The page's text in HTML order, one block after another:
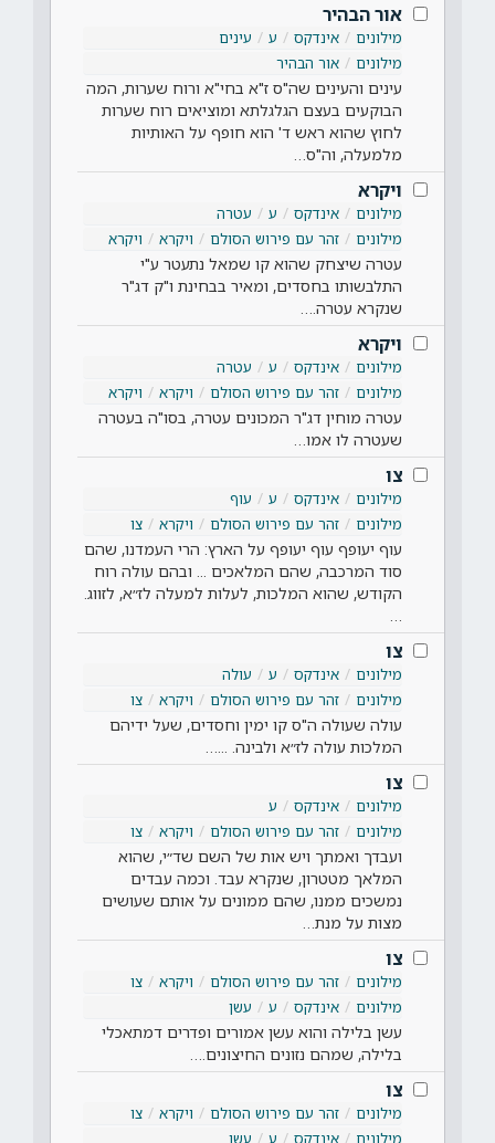
אור הבהיר
מילונים אינדקס ע
עינים
מילונים
אור הבהיר
עינים והעינים שה"ס ז"א בחי"א ורוח שערות, המה
הבוקעים בעצם הגלגלתא ומוציאים רוח שערות
לחוץ שהוא ראש ד' הוא חופף על האותיות
מלמעלה, וה"ס…
ויקרא
מילונים אינדקס ע
עטרה
מילונים
זהר עם פירוש הסולם ויקרא ויקרא
עטרה שיצחק שהוא קו שמאל נתעטר ע"י
התלבשותו בחסדים, ומאיר בבחינת ו"ק דג"ר
שנקרא עטרה.…
ויקרא
מילונים אינדקס ע
עטרה
מילונים
זהר עם פירוש הסולם ויקרא ויקרא
עטרה מוחין דג"ר המכונים עטרה, בסו"ה בעטרה
שעטרה לו אמו…
צו
מילונים אינדקס ע
עוף
מילונים
זהר עם פירוש הסולם ויקרא צו
עוף יעופף עוף יעופף על הארץ: הרי העמדנו, שהם
סוד המרכבה, שהם המלאכים ... ובהם עולה רוח
הקודש, שהוא המלכות, לעלות למעלה לז״א, לזווג.
צו
מילונים אינדקס ע
עולה
מילונים
זהר עם פירוש הסולם ויקרא צו
עולה שעולה ה"ס קו ימין וחסדים, שעל ידיהם
המלכות עולה לז״א ולבינה. ...…
צו
מילונים אינדקס
ע
מילונים
זהר עם פירוש הסולם ויקרא צו
ועבדך ואמתך ויש אות של השם שד״י, שהוא
המלאך מטטרון, שנקרא עבד. וכמה עבדים
נמשכים ממנו, שהם ממונים על אותם שעושים
מצות על מנת…
צו
מילונים זהר עם פירוש הסולם ויקרא
צו
מילונים
אינדקס ע עשן
עשן בלילה והוא עשן אמורים ופדרים דמתאכלי
בלילה, שמהם נזונים החיצונים.…
צו
מילונים זהר עם פירוש הסולם ויקרא
צו
מילונים
אינדקס ע עשן